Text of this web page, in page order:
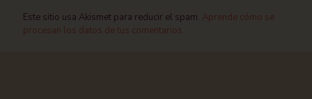
Este sitio usa Akismet para reducir el spam. Aprende cómo se
procesan los datos de tus comentarios.